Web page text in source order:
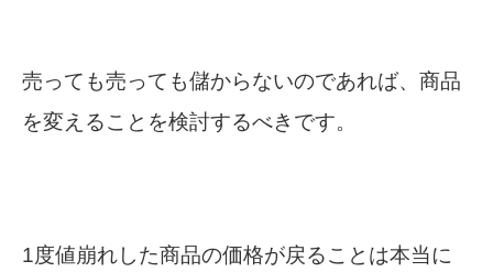
売っても売っても儲からないのであれば、商品
を変えることを検討するべきです。
1度値崩れした商品の価格が戻ることは本当に